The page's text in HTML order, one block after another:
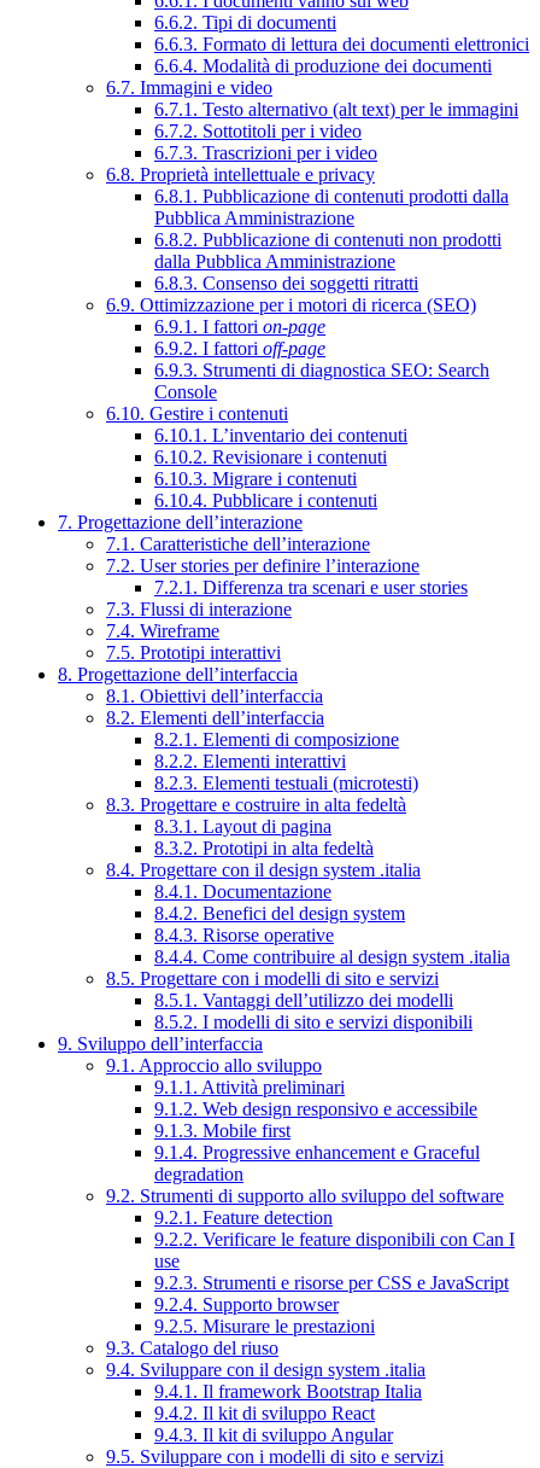
6.6.2. Tipi di documenti
6.6.3. Formato di lettura dei documenti elettronici
6.6.4. Modalità di produzione dei documenti
6.7. Immagini e video
6.7.1. Testo alternativo (alt text) per le immagini
6.7.2. Sottotitoli per i video
6.7.3. Trascrizioni per i video
6.8. Proprietà intellettuale e privacy
6.8.1. Pubblicazione di contenuti prodotti dalla
Pubblica Amministrazione
6.8.2. Pubblicazione di contenuti non prodotti
dalla Pubblica Amministrazione
6.8.3. Consenso dei soggetti ritratti
6.9. Ottimizzazione per i motori di ricerca (SEO)
6.9.1. I fattori on-page
6.9.2. I fattori off-page
6.9.3. Strumenti di diagnostica SEO: Search
Console
6.10. Gestire i contenuti
6.10.1. L’inventario dei contenuti
6.10.2. Revisionare i contenuti
6.10.3. Migrare i contenuti
6.10.4. Pubblicare i contenuti
7. Progettazione dell’interazione
7.1. Caratteristiche dell’interazione
7.2. User stories per definire l’interazione
7.2.1. Differenza tra scenari e user stories
7.3. Flussi di interazione
7.4. Wireframe
7.5. Prototipi interattivi
8. Progettazione dell’interfaccia
8.1. Obiettivi dell’interfaccia
8.2. Elementi dell’interfaccia
8.2.1. Elementi di composizione
8.2.2. Elementi interattivi
8.2.3. Elementi testuali (microtesti)
8.3. Progettare e costruire in alta fedeltà
8.3.1. Layout di pagina
8.3.2. Prototipi in alta fedeltà
8.4. Progettare con il design system .italia
8.4.1. Documentazione
8.4.2. Benefici del design system
8.4.3. Risorse operative
8.4.4. Come contribuire al design system .italia
8.5. Progettare con i modelli di sito e servizi
8.5.1. Vantaggi dell’utilizzo dei modelli
8.5.2. I modelli di sito e servizi disponibili
9. Sviluppo dell’interfaccia
9.1. Approccio allo sviluppo
9.1.1. Attività preliminari
9.1.2. Web design responsivo e accessibile
9.1.3. Mobile first
9.1.4. Progressive enhancement e Graceful
degradation
9.2. Strumenti di supporto allo sviluppo del software
9.2.1. Feature detection
9.2.2. Verificare le feature disponibili con Can I
use
9.2.3. Strumenti e risorse per CSS e JavaScript
9.2.4. Supporto browser
9.2.5. Misurare le prestazioni
9.3. Catalogo del riuso
9.4. Sviluppare con il design system .italia
9.4.1. Il framework Bootstrap Italia
9.4.2. Il kit di sviluppo React
9.4.3. Il kit di sviluppo Angular
9.5. Sviluppare con i modelli di sito e servizi